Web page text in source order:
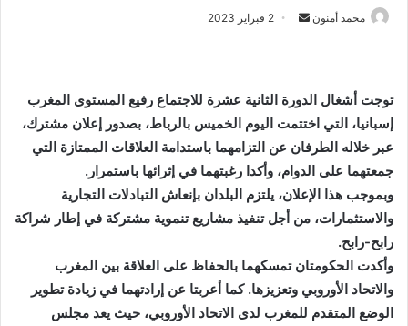
محمد أمنون
ب
ر
ي
د
ا
ر
2 فبراير 2023
توجت أشغال الدورة الثانية عشرة للاجتماع رفيع المستوى المغرب
إسبانيا، التي اختتمت اليوم الخميس بالرباط، بصدور إعلان مشترك،
عبر خلاله الطرفان عن التزامهما باستدامة العلاقات الممتازة التي
جمعتهما على الدوام، وأكدا رغبتهما في إثرائها باستمرار .
وبموجب هذا الإعلان، يلتزم البلدان بإنعاش التبادلات التجارية
والاستثمارات، من أجل تنفيذ مشاريع تنموية مشتركة في إطار شراكة
رابح-رابح.
وأكدت الحكومتان تمسكهما بالحفاظ على العلاقة بين المغرب
والاتحاد الأوروبي وتعزيزها. كما أعربتا عن إرادتهما في زيادة تطوير
الوضع المتقدم للمغرب لدى الاتحاد الأوروبي، حيث يعد مجلس